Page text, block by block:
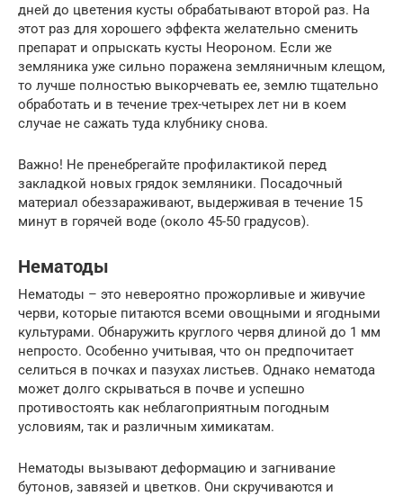
дней до цветения кусты обрабатывают второй раз. На
этот раз для хорошего эффекта желательно сменить
препарат и опрыскать кусты Неороном. Если же
земляника уже сильно поражена земляничным клещом,
то лучше полностью выкорчевать ее, землю тщательно
обработать и в течение трех-четырех лет ни в коем
случае не сажать туда клубнику снова.
Важно! Не пренебрегайте профилактикой перед
закладкой новых грядок земляники. Посадочный
материал обеззараживают, выдерживая в течение 15
минут в горячей воде (около 45-50 градусов).
Нематоды
Нематоды – это невероятно прожорливые и живучие
черви, которые питаются всеми овощными и ягодными
культурами. Обнаружить круглого червя длиной до 1 мм
непросто. Особенно учитывая, что он предпочитает
селиться в почках и пазухах листьев. Однако нематода
может долго скрываться в почве и успешно
противостоять как неблагоприятным погодным
условиям, так и различным химикатам.
Нематоды вызывают деформацию и загнивание
бутонов, завязей и цветков. Они скручиваются и